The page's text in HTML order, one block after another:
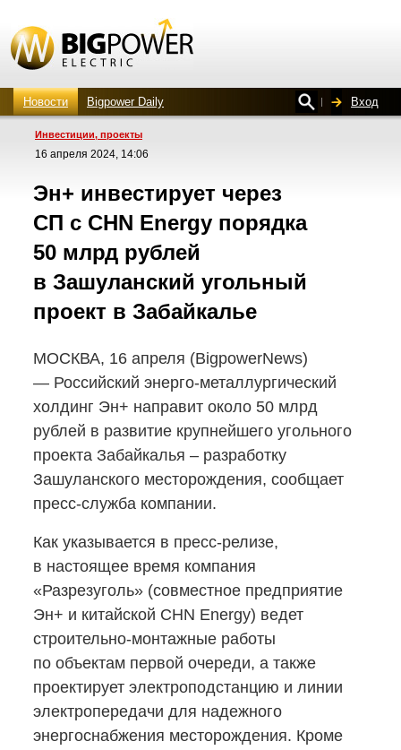
Новости Bigpower Daily Вход
Инвестиции, проекты
16 апреля 2024, 14:06
Эн+ инвестирует через
СП с CHN Energy порядка
50 млрд рублей
в Зашуланский угольный
проект в Забайкалье
МОСКВА, 16 апреля (BigpowerNews)
— Российский энерго-металлургический
холдинг Эн+ направит около 50 млрд
рублей в развитие крупнейшего угольного
проекта Забайкалья – разработку
Зашуланского месторождения, сообщает
пресс-служба компании.
Как указывается в пресс-релизе,
в настоящее время компания
«Разрезуголь» (совместное предприятие
Эн+ и китайской CHN Energy) ведет
строительно-монтажные работы
по объектам первой очереди, а также
проектирует электроподстанцию и линии
электропередачи для надежного
энергоснабжения месторождения. Кроме